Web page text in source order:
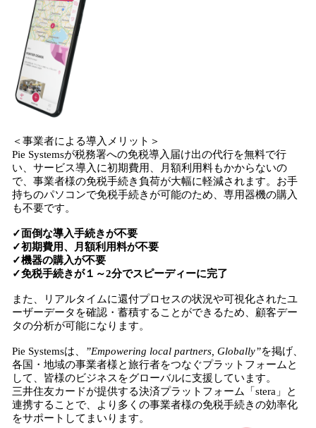
＜事業者による導入メリット＞
Pie Systemsが税務署への免税導入届け出の代行を無料で行
い、サービス導入に初期費用、月額利用料もかからないの
で、事業者様の免税手続き負荷が大幅に軽減されます。お手
持ちのパソコンで免税手続きが可能のため、専用器機の購入
も不要です。
✓面倒な導入手続きが不要
✓初期費用、月額利用料が不要
✓機器の購入が不要
✓免税手続きが１～2分でスピーディーに完了
また、リアルタイムに還付プロセスの状況や可視化されたユ
ーザーデータを確認・蓄積することができるため、顧客デー
タの分析が可能になります。
Pie Systemsは、 ”Empowering local partners, Globally”を掲げ、
各国・地域の事業者様と旅行者をつなぐプラットフォームと
して、皆様のビジネスをグローバルに支援しています。
三井住友カードが提供する決済プラットフォーム「stera」と
連携することで、より多くの事業者様の免税手続きの効率化
をサポートしてまいります。